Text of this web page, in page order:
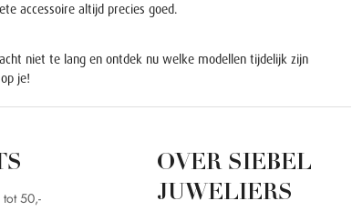
accessoire altijd precies goed.
niet te lang en ontdek nu welke modellen tijdelijk zijn
je!
tot 50,-
OVER SIEBEL
JUWELIERS